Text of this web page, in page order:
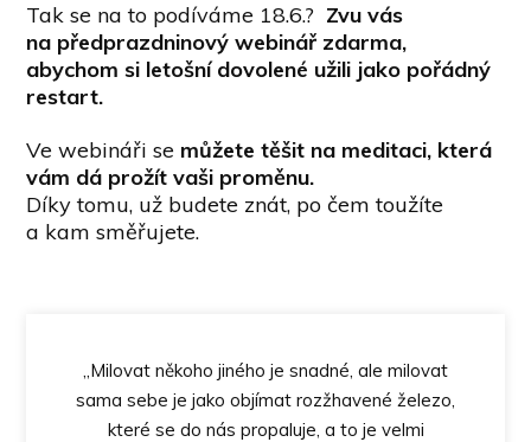
Tak se na to podíváme 18.6.? Zvu vás
na předprazdninový webinář zdarma,
abychom si letošní dovolené užili jako pořádný
restart.
Ve webináři se můžete těšit na meditaci, která
vám dá prožít vaši proměnu.
Díky tomu, už budete znát, po čem toužíte
a kam směřujete.
„Milovat někoho jiného je snadné, ale milovat
sama sebe je jako objímat rozžhavené železo,
které se do nás propaluje, a to je velmi